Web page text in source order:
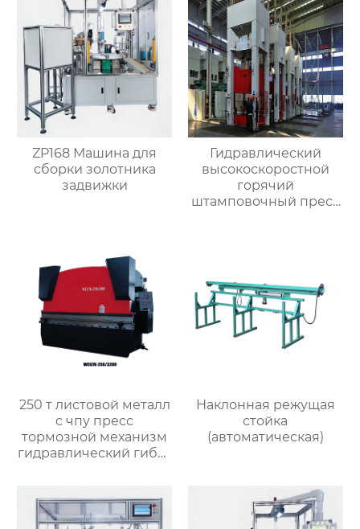
ZP168 Машина для
сборки золотника
задвижки
Гидравлический
высокоскоростной
горячий
штамповочный пресс
250 т листовой металл
с чпу пресс
тормозной механизм
гидравлический гибка
Наклонная режущая
стойка
(автоматическая)